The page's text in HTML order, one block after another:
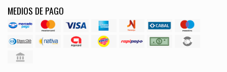
MEDIOS DE PAGO